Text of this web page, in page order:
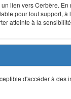
lien vers Cerbère.
pour tout support,
atteinte à la
d'accéder à